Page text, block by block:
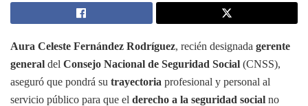
Aura Celeste Fernández Rodríguez, recién designada gerente
general del Consejo Nacional de Seguridad Social (CNSS),
aseguró que pondrá su trayectoria profesional y personal al
servicio público para que el derecho a la seguridad social no